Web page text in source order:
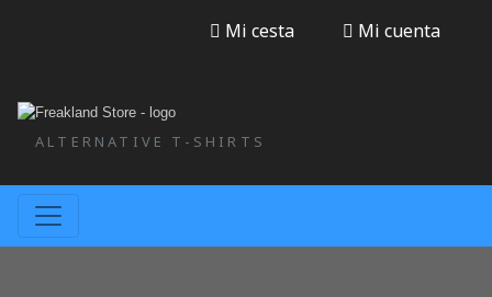
ALTERNATIVE T-SHIRTS
Mi cesta Mi cuenta